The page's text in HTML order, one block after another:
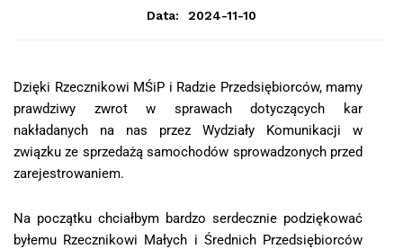
Data:
2024-11-10
Dzięki Rzecznikowi MŚiP i Radzie Przedsiębiorców, mamy
prawdziwy zwrot w sprawach dotyczących kar
nakładanych na nas przez Wydziały Komunikacji w
związku ze sprzedażą samochodów sprowadzonych przed
zarejestrowaniem.
Na początku chciałbym bardzo serdecznie podziękować
byłemu Rzecznikowi Małych i Średnich Przedsiębiorców